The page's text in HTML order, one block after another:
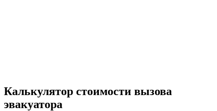
Калькулятор стоимости вызова
эвакуатора